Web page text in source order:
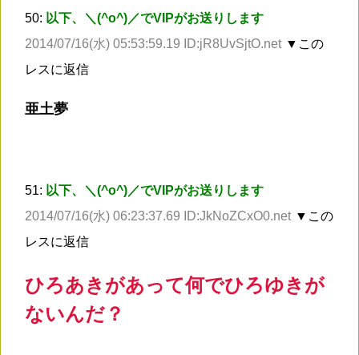
50: 以下、＼(^o^)／でVIPがお送りします
2014/07/16(水) 05:53:59.19 ID:jR8UvSjtO.net ▼この
レスに返信
亜土夢
51: 以下、＼(^o^)／でVIPがお送りします
2014/07/16(水) 06:23:37.69 ID:JkNoZCxO0.net ▼この
レスに返信
ひろあきがあって何でひろゆきが
ないんだ？